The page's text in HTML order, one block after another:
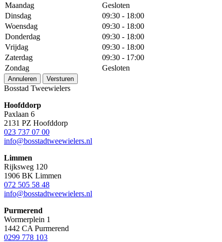
Maandag
Gesloten
Dinsdag
09:30 - 18:00
Woensdag
09:30 - 18:00
Donderdag
09:30 - 18:00
Vrijdag
09:30 - 18:00
Zaterdag
09:30 - 17:00
Zondag
Gesloten
Annuleren Versturen
Bosstad Tweewielers
Hoofddorp
Paxlaan 6
2131 PZ Hoofddorp
023 737 07 00
info@bosstadtweewielers.nl
Limmen
Rijksweg 120
1906 BK Limmen
072 505 58 48
info@bosstadtweewielers.nl
Purmerend
Wormerplein 1
1442 CA Purmerend
0299 778 103